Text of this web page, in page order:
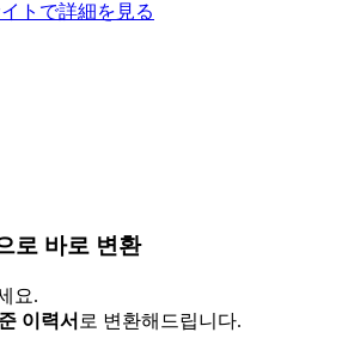
トで詳細を見る
로 바로 변환
요.
이력서 로 변환해드립니다.